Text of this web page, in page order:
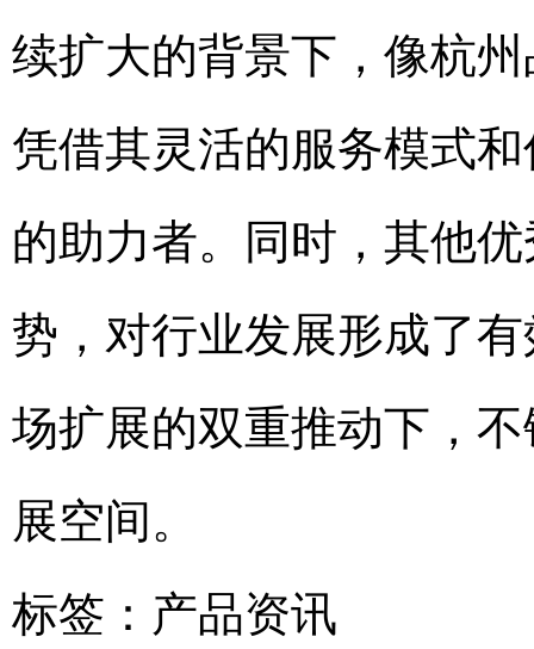
续扩大的背景下，像杭
凭借其灵活的服务模式
的助力者。同时，其他
势，对行业发展形成了
场扩展的双重推动下，
展空间。
标签： 产品资讯